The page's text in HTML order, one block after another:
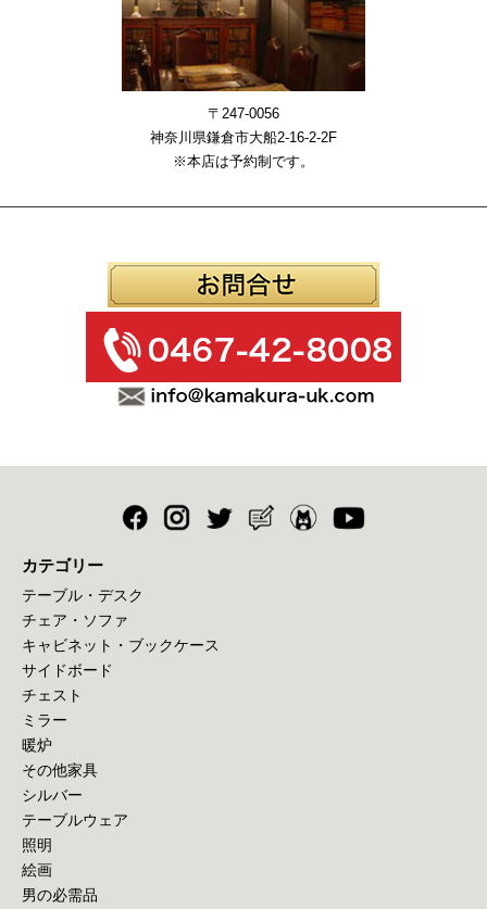
〒247-0056
神奈川県鎌倉市大船2-16-2-2F
※本店は予約制です。
カテゴリー
テーブル・デスク
チェア・ソファ
キャビネット・ブックケース
サイドボード
チェスト
ミラー
暖炉
その他家具
シルバー
テーブルウェア
照明
絵画
男の必需品